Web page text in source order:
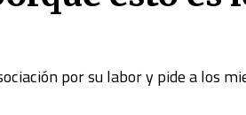
por su labor y pide a los